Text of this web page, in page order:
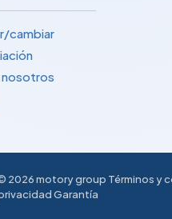
cambiar
nosotros
2026 motory group Términos y
Garantía